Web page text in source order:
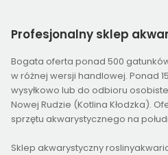
Profesjonalny sklep
Bogata oferta ponad 500
w różnej wersji handlowej. Ponad
wysyłkowo lub do odbioru
Nowej Rudzie (Kotlina Kłodzka).
sprzętu akwarystycznego na
Sklep akwarystyczny